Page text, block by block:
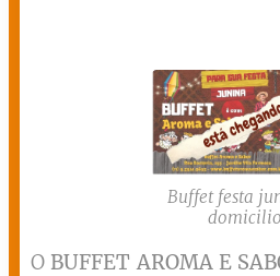
Buffet festa
domicilio
O BUFFET AROMA E